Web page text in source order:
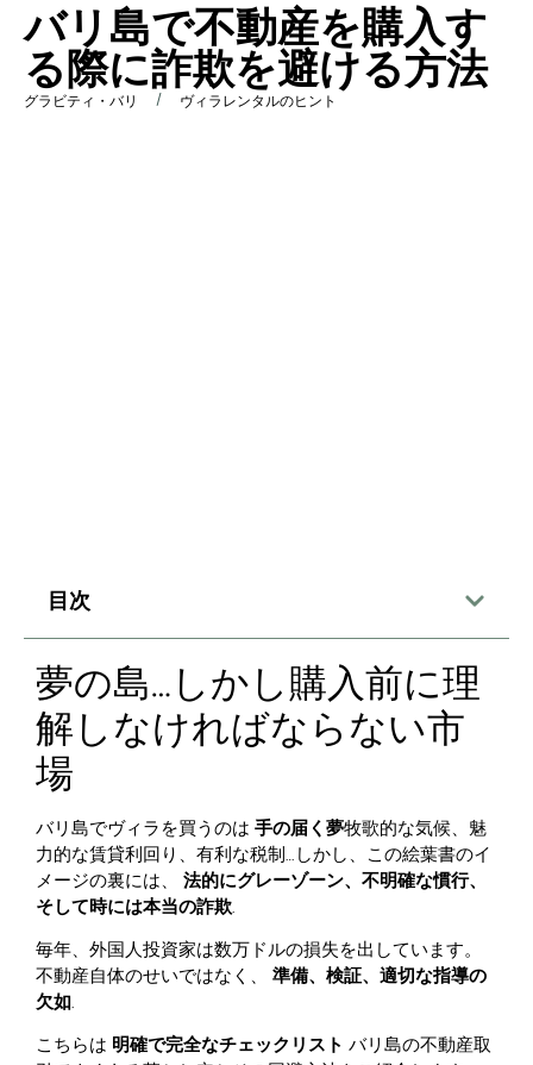
バリ島で不動産を購入す
る際に詐欺を避ける方法
グラビティ・バリ / ヴィラレンタルのヒント
目次
夢の島…しかし購入前に理
解しなければならない市
場
バリ島でヴィラを買うのは 手の届く夢牧歌的な気候、魅
力的な賃貸利回り、有利な税制…しかし、この絵葉書のイ
メージの裏には、 法的にグレーゾーン、不明確な慣行、
そして時には本当の詐欺
毎年、外国人投資家は数万ドルの損失を出しています。
不動産自体のせいではなく、 準備、検証、適切な指導の
欠如.
こちらは 明確で完全なチェックリスト バリ島の不動産取